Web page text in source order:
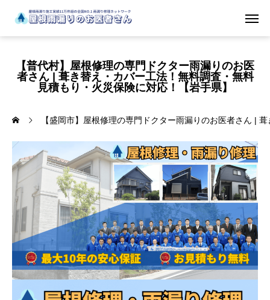
【普代村】屋根修理の専門ドクター雨漏りのお医
者さん | 葺き替え・カバー工法！無料調査・無料
見積もり・火災保険に対応！【岩手県】
【盛岡市】屋根修理の専門ドクター雨漏りのお医者さん |